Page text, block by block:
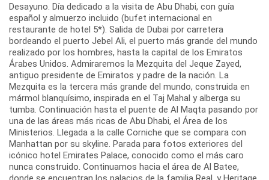
Desayuno. Día dedicado a la visita de Abu Dhabi, con guía
español y almuerzo incluido (bufet internacional en
restaurante de hotel 5*). Salida de Dubai por carretera
bordeando el puerto Jebel Ali, el puerto más grande del mundo
realizado por los hombres, hasta la capital de los Emiratos
Árabes Unidos. Admiraremos la Mezquita del Jeque Zayed,
antiguo presidente de Emiratos y padre de la nación. La
Mezquita es la tercera más grande del mundo, construida en
mármol blanquísimo, inspirada en el Taj Mahal y alberga su
tumba. Continuación hasta el puente de Al Maqta pasando por
una de las áreas más ricas de Abu Dhabi, el Área de los
Ministerios. Llegada a la calle Corniche que se compara con
Manhattan por su skyline. Parada para fotos exteriores del
icónico hotel Emirates Palace, conocido como el más caro
nunca construido. Continuamos hacia el área de Al Batee,